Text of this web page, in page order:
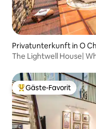
Privatunterkunft in O
The Lightwell House|
Beliebter Gäste-Favorit.
Gäste-Favorit